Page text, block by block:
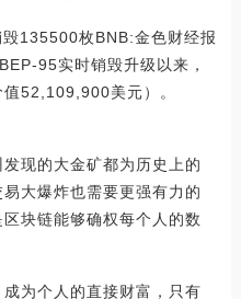
135500枚BNB:金色财经报
95实时销毁升级以来，
52,109,900美元）。
现的大金矿都为历史上的
大爆炸也需要更强有力的
块链能够确权每个人的数
为个人的直接财富，只有